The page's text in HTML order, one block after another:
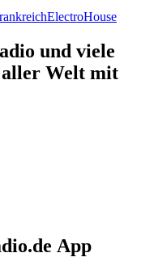
ElectroHouse
und viele
aller Welt mit
App